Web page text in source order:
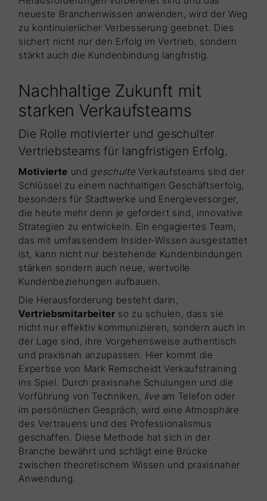
neueste Branchenwissen anwenden, wird der Weg
zu kontinuierlicher Verbesserung geebnet. Dies
sichert nicht nur den Erfolg im Vertrieb, sondern
stärkt auch die Kundenbindung langfristig.
Nachhaltige Zukunft mit
starken Verkaufsteams
Die Rolle motivierter und geschulter
Vertriebsteams für langfristigen Erfolg.
Motivierte und geschulte Verkaufsteams sind der
Schlüssel zu einem nachhaltigen Geschäftserfolg,
besonders für Stadtwerke und Energieversorger,
die heute mehr denn je gefordert sind, innovative
Strategien zu entwickeln. Ein engagiertes Team,
das mit umfassendem Insider-Wissen ausgestattet
ist, kann nicht nur bestehende Kundenbindungen
stärken sondern auch neue, wertvolle
Kundenbeziehungen aufbauen.
Die Herausforderung besteht darin,
Vertriebsmitarbeiter so zu schulen, dass sie
nicht nur effektiv kommunizieren, sondern auch in
der Lage sind, ihre Vorgehensweise authentisch
und praxisnah anzupassen. Hier kommt die
Expertise von Mark Remscheidt Verkaufstraining
ins Spiel. Durch praxisnahe Schulungen und die
Vorführung von Techniken, live am Telefon oder
im persönlichen Gespräch, wird eine Atmosphäre
des Vertrauens und des Professionalismus
geschaffen. Diese Methode hat sich in der
Branche bewährt und schlägt eine Brücke
zwischen theoretischem Wissen und praxisnaher
Anwendung.